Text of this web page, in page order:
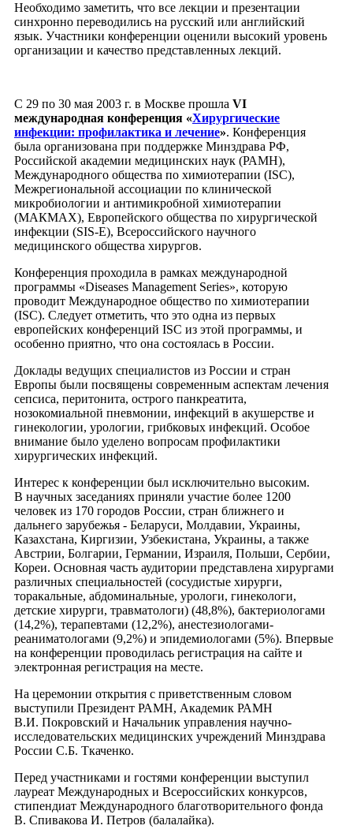
Необходимо заметить, что все лекции и презентации
синхронно переводились на русский или английский
язык. Участники конференции оценили высокий уровень
организации и качество представленных лекций.
С 29 по 30 мая 2003 г. в Москве прошла VI
международная конференция «Хирургические
инфекции: профилактика и лечение». Конференция
была организована при поддержке Минздрава РФ,
Российской академии медицинских наук (РАМН),
Международного общества по химиотерапии (ISC),
Межрегиональной ассоциации по клинической
микробиологии и антимикробной химиотерапии
(МАКМАХ), Европейского общества по хирургической
инфекции (SIS-E), Всероссийского научного
медицинского общества хирургов.
Конференция проходила в рамках международной
программы «Diseases Management Series», которую
проводит Международное общество по химиотерапии
(ISC). Следует отметить, что это одна из первых
европейских конференций ISC из этой программы, и
особенно приятно, что она состоялась в России.
Доклады ведущих специалистов из России и стран
Европы были посвящены современным аспектам лечения
сепсиса, перитонита, острого панкреатита,
нозокомиальной пневмонии, инфекций в акушерстве и
гинекологии, урологии, грибковых инфекций. Особое
внимание было уделено вопросам профилактики
хирургических инфекций.
Интерес к конференции был исключительно высоким.
В научных заседаниях приняли участие более 1200
человек из 170 городов России, стран ближнего и
дальнего зарубежья - Беларуси, Молдавии, Украины,
Казахстана, Киргизии, Узбекистана, Украины, а также
Австрии, Болгарии, Германии, Израиля, Польши, Сербии,
Кореи. Основная часть аудитории представлена хирургами
различных специальностей (сосудистые хирурги,
торакальные, абдоминальные, урологи, гинекологи,
детские хирурги, травматологи) (48,8%), бактериологами
(14,2%), терапевтами (12,2%), анестезиологами-
реаниматологами (9,2%) и эпидемиологами (5%). Впервые
на конференции проводилась регистрация на сайте и
электронная регистрация на месте.
На церемонии открытия c приветственным словом
выступили Президент РАМН, Академик РАМН
В.И. Покровский и Начальник управления научно-
исследовательских медицинских учреждений Минздрава
России С.Б. Ткаченко.
Перед участниками и гостями конференции выступил
лауреат Международных и Всероссийских конкурсов,
стипендиат Международного благотворительного фонда
В. Спивакова И. Петров (балалайка).